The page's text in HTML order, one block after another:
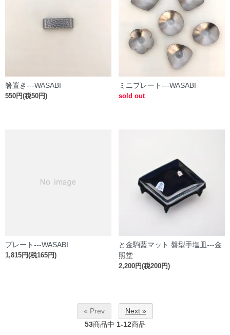
箸置き---WASABI
550円(税50円)
ミニプレート---WASABI
sold out
プレート---WASABI
1,815円(税165円)
と金駒藍マット 盤型手塩皿---金
照堂
2,200円(税200円)
« Prev
Next »
53商品中 1-12商品